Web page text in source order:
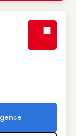
offres de l'agence